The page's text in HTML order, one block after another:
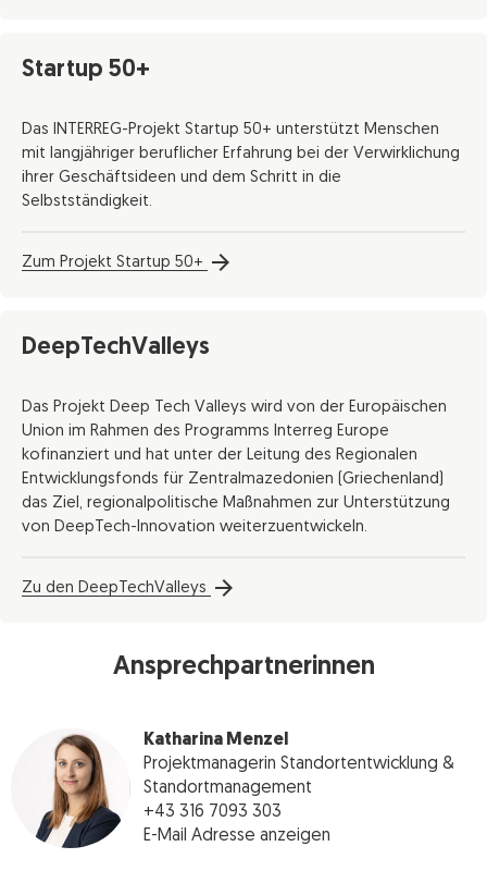
Startup 50+
Das INTERREG-Projekt Startup 50+ unterstützt Menschen
mit langjähriger beruflicher Erfahrung bei der Verwirklichung
ihrer Geschäftsideen und dem Schritt in die
Selbstständigkeit.
Zum Projekt Startup 50+
DeepTechValleys
Das Projekt Deep Tech Valleys wird von der Europäischen
Union im Rahmen des Programms Interreg Europe
kofinanziert und hat unter der Leitung des Regionalen
Entwicklungsfonds für Zentralmazedonien (Griechenland)
das Ziel, regionalpolitische Maßnahmen zur Unterstützung
von DeepTech-Innovation weiterzuentwickeln.
Zu den DeepTechValleys
Ansprechpartnerinnen
Katharina Menzel
Projektmanagerin Standortentwicklung &
Standortmanagement
+43 316 7093 303
E-Mail Adresse anzeigen